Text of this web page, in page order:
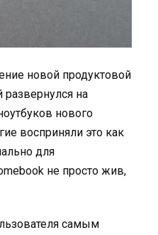
новой продуктовой
на
нового
восприняли это как
для
не просто жив,
самым